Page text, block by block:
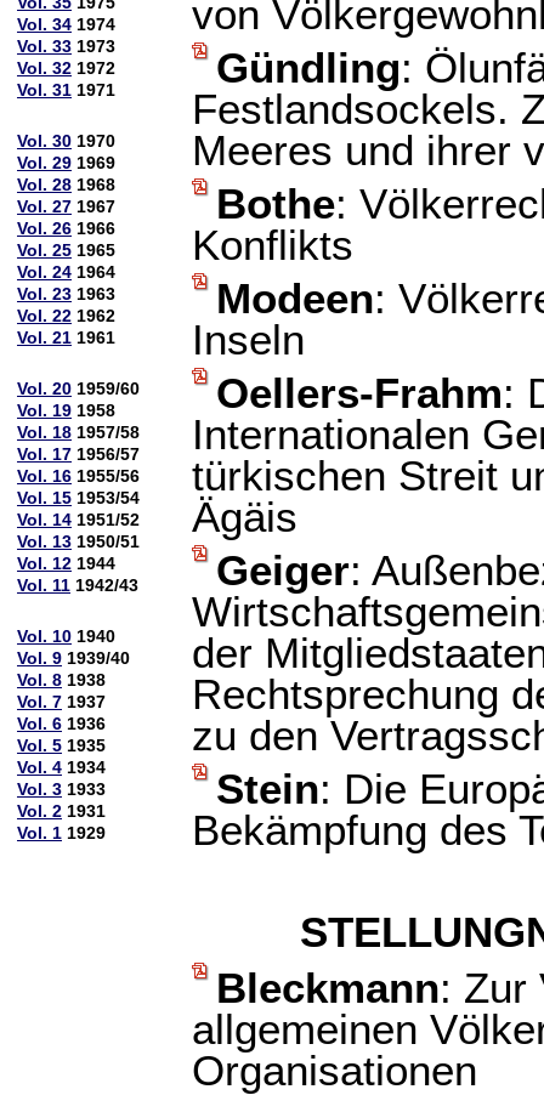
Vol. 34 1974
Vol. 33 1973
Vol. 32 1972
Vol. 31 1971
Vol. 30 1970
Vol. 29 1969
Vol. 28 1968
Vol. 27 1967
Vol. 26 1966
Vol. 25 1965
Vol. 24 1964
Vol. 23 1963
Vol. 22 1962
Vol. 21 1961
Vol. 20 1959/60
Vol. 19 1958
Vol. 18 1957/58
Vol. 17 1956/57
Vol. 16 1955/56
Vol. 15 1953/54
Vol. 14 1951/52
Vol. 13 1950/51
Vol. 12 1944
Vol. 11 1942/43
Vol. 10 1940
Vol. 9 1939/40
Vol. 8 1938
Vol. 7 1937
Vol. 6 1936
Vol. 5 1935
Vol. 4 1934
Vol. 3 1933
Vol. 2 1931
Vol. 1 1929
von
Gündling:
Festlandsockels.
Meeres und ihrer
Bothe:
Konflikts
Modeen:
Inseln
Oellers-Frahm:
Internationalen
türkischen Streit
Ägäis
Geiger:
der
Rechtsprechung
zu den
Stein: Die
Bekämpfung des
Bleckmann: Zur
allgemeinen
Organisationen